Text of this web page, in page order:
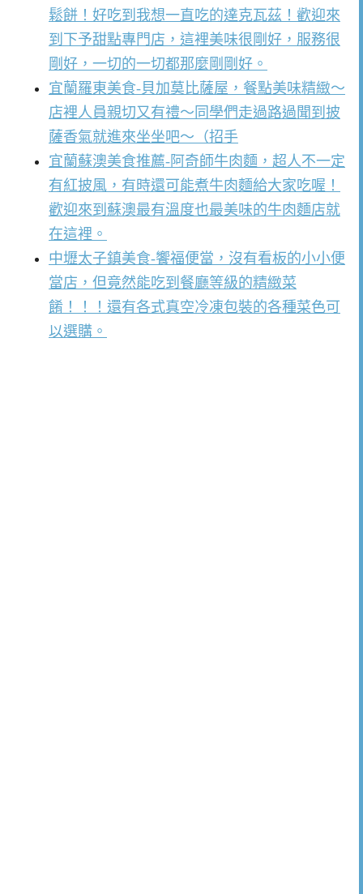
鬆餅！好吃到我想一直吃的達克瓦茲！歡迎來
到下予甜點專門店，這裡美味很剛好，服務很
剛好，一切的一切都那麼剛剛好。
宜蘭羅東美食-貝加莫比薩屋，餐點美味精緻～
店裡人員親切又有禮～同學們走過路過聞到披
薩香氣就進來坐坐吧～（招手
宜蘭蘇澳美食推薦-阿奇師牛肉麵，超人不一定
有紅披風，有時還可能煮牛肉麵給大家吃喔！
歡迎來到蘇澳最有溫度也最美味的牛肉麵店就
在這裡。
中壢太子鎮美食-饗福便當，沒有看板的小小便
當店，但竟然能吃到餐廳等級的精緻菜
餚！！！還有各式真空冷凍包裝的各種菜色可
以選購。